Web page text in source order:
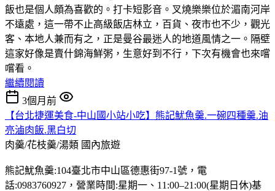
飯也是個人頗為喜歡的。打卡短影音。叉燒樂樂位於湄南河岸
不遠處，這一帶不止高級飯店林立，百貨、夜市也不少，觀光
客、本地人兼而有之，正是曼谷最迷人的地道風情之一。隔壁
這家好像是賣什錦海鮮粥，生意好到不行，下次有機會也來嚐
嚐看。
繼續閱讀
3個月前
【台北捷運美食-中山國小站小吃】熊記魷魚羹.一碗四種羹.油
亮滷肉飯.黑白切
肉羹/花枝羹/湯類 國內旅遊
熊記魷魚羹:104臺北市中山區德惠街97-1號，電
話:0983760927，營業時間:星期一、11:00–21:00(星期日休)基